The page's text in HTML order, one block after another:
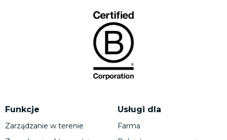
Funkcje
Zarządzanie w terenie
Usługi dla
Farma